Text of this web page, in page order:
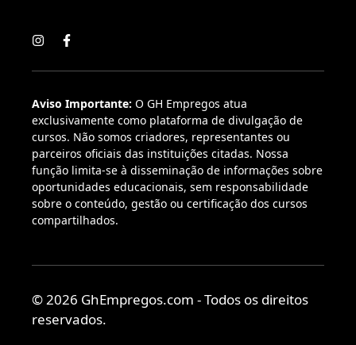
Aviso Importante: O GH Empregos atua
exclusivamente como plataforma de divulgação de
cursos. Não somos criadores, representantes ou
parceiros oficiais das instituições citadas. Nossa
função limita-se à disseminação de informações sobre
oportunidades educacionais, sem responsabilidade
sobre o conteúdo, gestão ou certificação dos cursos
compartilhados.
© 2026 GhEmpregos.com - Todos os direitos
reservados.